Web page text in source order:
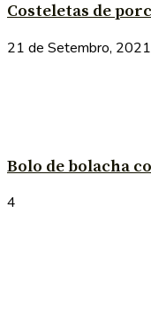
Costeletas de
21 de Setembro, 2021
Bolo de bolacha
4